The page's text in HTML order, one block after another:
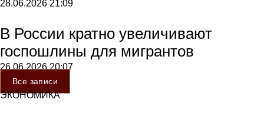
28.06.2026 21:09
В России кратно увеличивают
госпошлины для мигрантов
26.06.202620:07
Все записи
ЭКОНОМИКА